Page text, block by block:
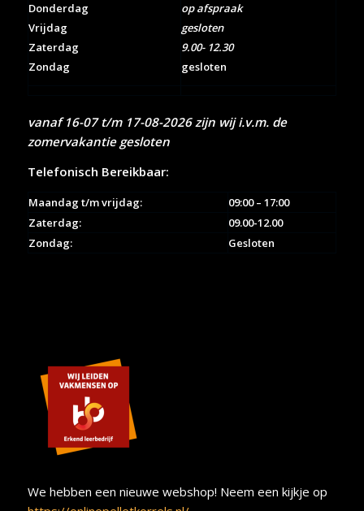
Donderdag
Vrijdag
Zaterdag
Zondag
op afspraak
gesloten
9.00- 12.30
gesloten
vanaf 16-07 t/m 17-08-2026 zijn wij i.v.m. de
zomervakantie gesloten
Telefonisch Bereikbaar:
Maandag t/m vrijdag:
09:00 – 17:00
Zaterdag:
09.00-12.00
Zondag:
Gesloten
We hebben een nieuwe webshop! Neem een kijkje op